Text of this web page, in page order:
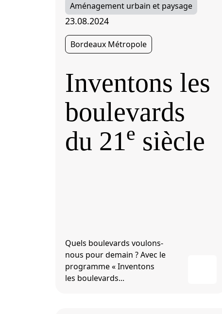
Aménagement urbain et paysage
23.08.2024
Bordeaux Métropole
Inventons les
boulevards
du 21e siècle
Quels boulevards voulons-
nous pour demain ? Avec le
programme « Inventons
les boulevards...